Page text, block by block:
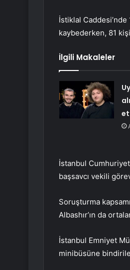
İstiklal Caddesi’nde
kaybederken, 81
İlgili Makaleler
İstanbul Cumhuriyet
başsavcı vekili
Soruşturma
Albashır’ın da
İstanbul Emniyet
minibüsüne